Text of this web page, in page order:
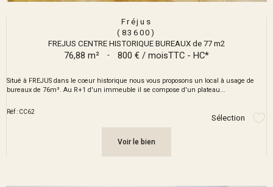
Fréjus
(83600)
FREJUS CENTRE HISTORIQUE BUREAUX de 77 m2
76,88 m² - 800 € / moisTTC - HC*
Situé à FREJUS dans le coeur historique nous vous proposons un local à usage de
bureaux de 76m². Au R+1 d'un immeuble il se compose d'un plateau...
Réf : CC62
Sélection
Voir le bien